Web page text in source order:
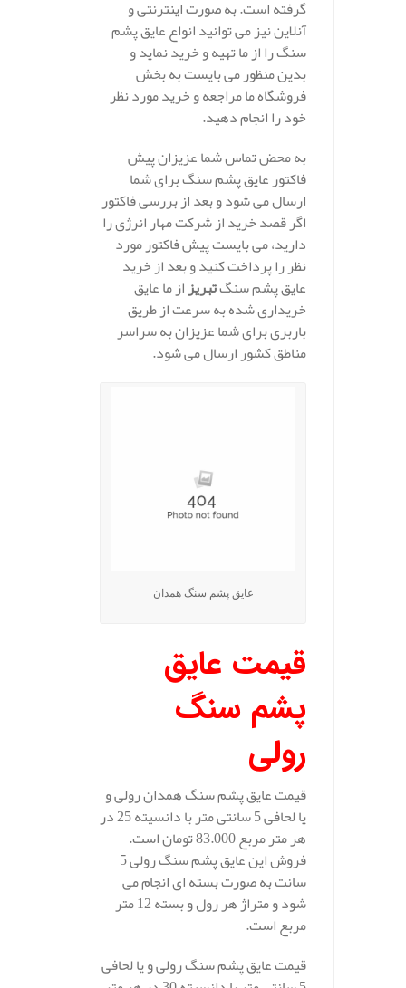
گرفته است. به صورت اینترنتی و
آنلاین نیز می توانید انواع عایق پشم
سنگ را از ما تهیه و خرید نماید و
بدین منظور می بایست به بخش
فروشگاه ما مراجعه و خرید مورد نظر
خود را انجام دهید.
به محض تماس شما عزیزان پیش
فاکتور عایق پشم سنگ برای شما
ارسال می شود و بعد از بررسی فاکتور
اگر قصد خرید از شرکت مهار انرژی را
دارید، می بایست پیش فاکتور مورد
نظر را پرداخت کنید و بعد از خرید
عایق پشم سنگتبریزاز ما عایق
خریداری شده به سرعت از طریق
باربری برای شما عزیزان به سراسر
مناطق کشور ارسال می شود.
عایق پشم سنگ همدان
قیمت عایق
پشم سنگ
رولی
قیمت عایق پشم سنگ همدان رولی و
یا لحافی 5 سانتی متر با دانسیته 25 در
هر متر مربع 83.000 تومان است.
فروش این عایق پشم سنگ رولی 5
سانت به صورت بسته ای انجام می
شود و متراژ هر رول و بسته 12 متر
مربع است.
قیمت عایق پشم سنگ رولی و یا لحافی